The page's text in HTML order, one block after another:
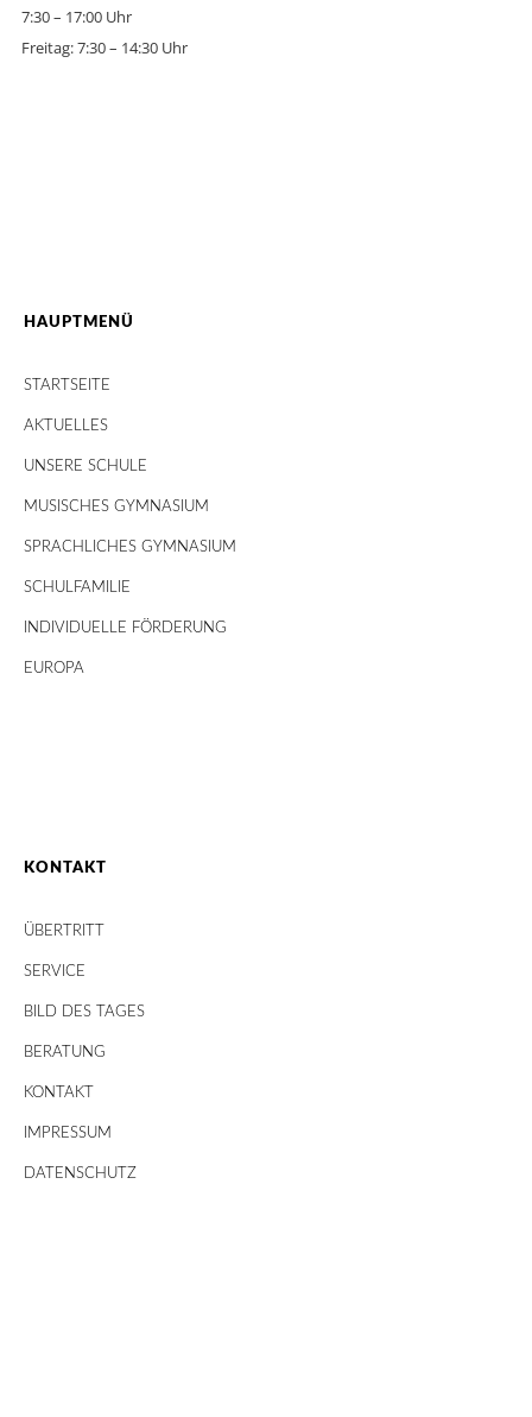
7:30 – 17:00 Uhr
Freitag: 7:30 – 14:30 Uhr
HAUPTMENÜ
STARTSEITE
AKTUELLES
UNSERE SCHULE
MUSISCHES GYMNASIUM
SPRACHLICHES GYMNASIUM
SCHULFAMILIE
INDIVIDUELLE FÖRDERUNG
EUROPA
KONTAKT
ÜBERTRITT
SERVICE
BILD DES TAGES
BERATUNG
KONTAKT
IMPRESSUM
DATENSCHUTZ